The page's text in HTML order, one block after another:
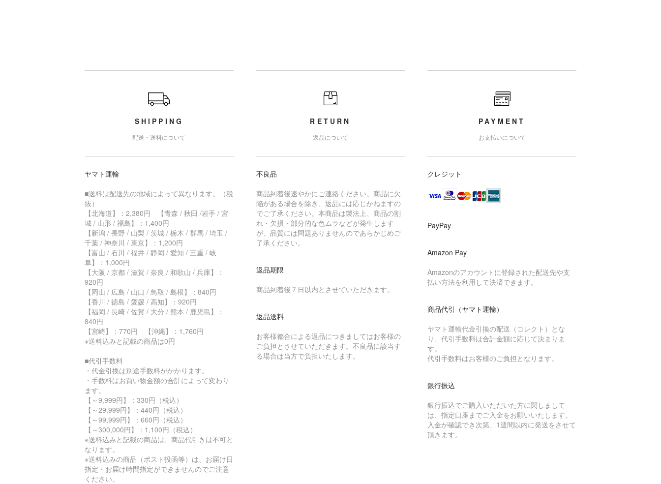
SHIPPING
配送・送料について
ヤマト運輸
■送料は配送先の地域によって異なります。（税
抜）
【北海道】：2,380円 【青森 / 秋田 /岩手 / 宮
城 / 山形 / 福島】：1,400円
【新潟 / 長野 / 山梨 / 茨城 / 栃木 / 群馬 / 埼玉 /
千葉 / 神奈川 / 東京】：1,200円
【富山 / 石川 / 福井 / 静岡 / 愛知 / 三重 / 岐
阜】：1,000円
【大阪 / 京都 / 滋賀 / 奈良 / 和歌山 / 兵庫】：
920円
【岡山 / 広島 / 山口 / 鳥取 / 島根】：840円
【香川 / 徳島 / 愛媛 / 高知】：920円
【福岡 / 長崎 / 佐賀 / 大分 / 熊本 / 鹿児島】：
840円
【宮崎】：770円 【沖縄】：1,760円
※送料込みと記載の商品は0円
■代引手数料
・代金引換は別途手数料がかかります。
・手数料はお買い物金額の合計によって変わり
ます。
【～9,999円】：330円（税込）
【～29,999円】：440円（税込）
【～99,999円】：660円（税込）
【～300,000円】：1,100円（税込）
※送料込みと記載の商品は、商品代引きは不可と
なります。
※送料込みの商品（ポスト投函等）は、お届け日
指定・お届け時間指定ができませんのでご注意
ください。
RETURN
返品について
不良品
商品到着後速やかにご連絡ください。商品に欠
陥がある場合を除き、返品には応じかねますの
でご了承ください。本商品は製法上、商品の割
れ・欠損・部分的な色ムラなどが発生します
が、品質には問題ありませんのであらかじめご
了承ください。
返品期限
商品到着後７日以内とさせていただきます。
返品送料
お客様都合による返品につきましてはお客様の
ご負担とさせていただきます。不良品に該当す
る場合は当方で負担いたします。
PAYMENT
お支払いについて
クレジット
PayPay
Amazon Pay
Amazonのアカウントに登録された配送先や支
払い方法を利用して決済できます。
商品代引（ヤマト運輸）
ヤマト運輸代金引換の配送（コレクト）とな
り、代引手数料は合計金額に応じて決まりま
す。
代引手数料はお客様のご負担となります。
銀行振込
銀行振込でご購入いただいた方に関しまして
は、指定口座までご入金をお願いいたします。
入金が確認でき次第、1週間以内に発送をさせて
頂きます。